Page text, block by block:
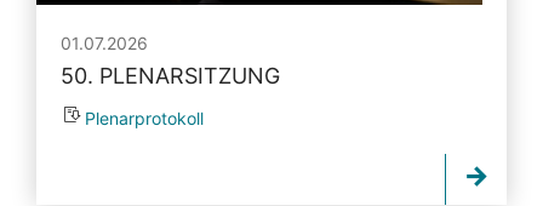
01.07.2026
50. PLENARSITZUNG
Plenarprotokoll